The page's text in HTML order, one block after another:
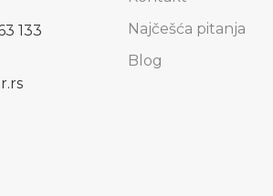
133
Najčešća pitanja
Blog